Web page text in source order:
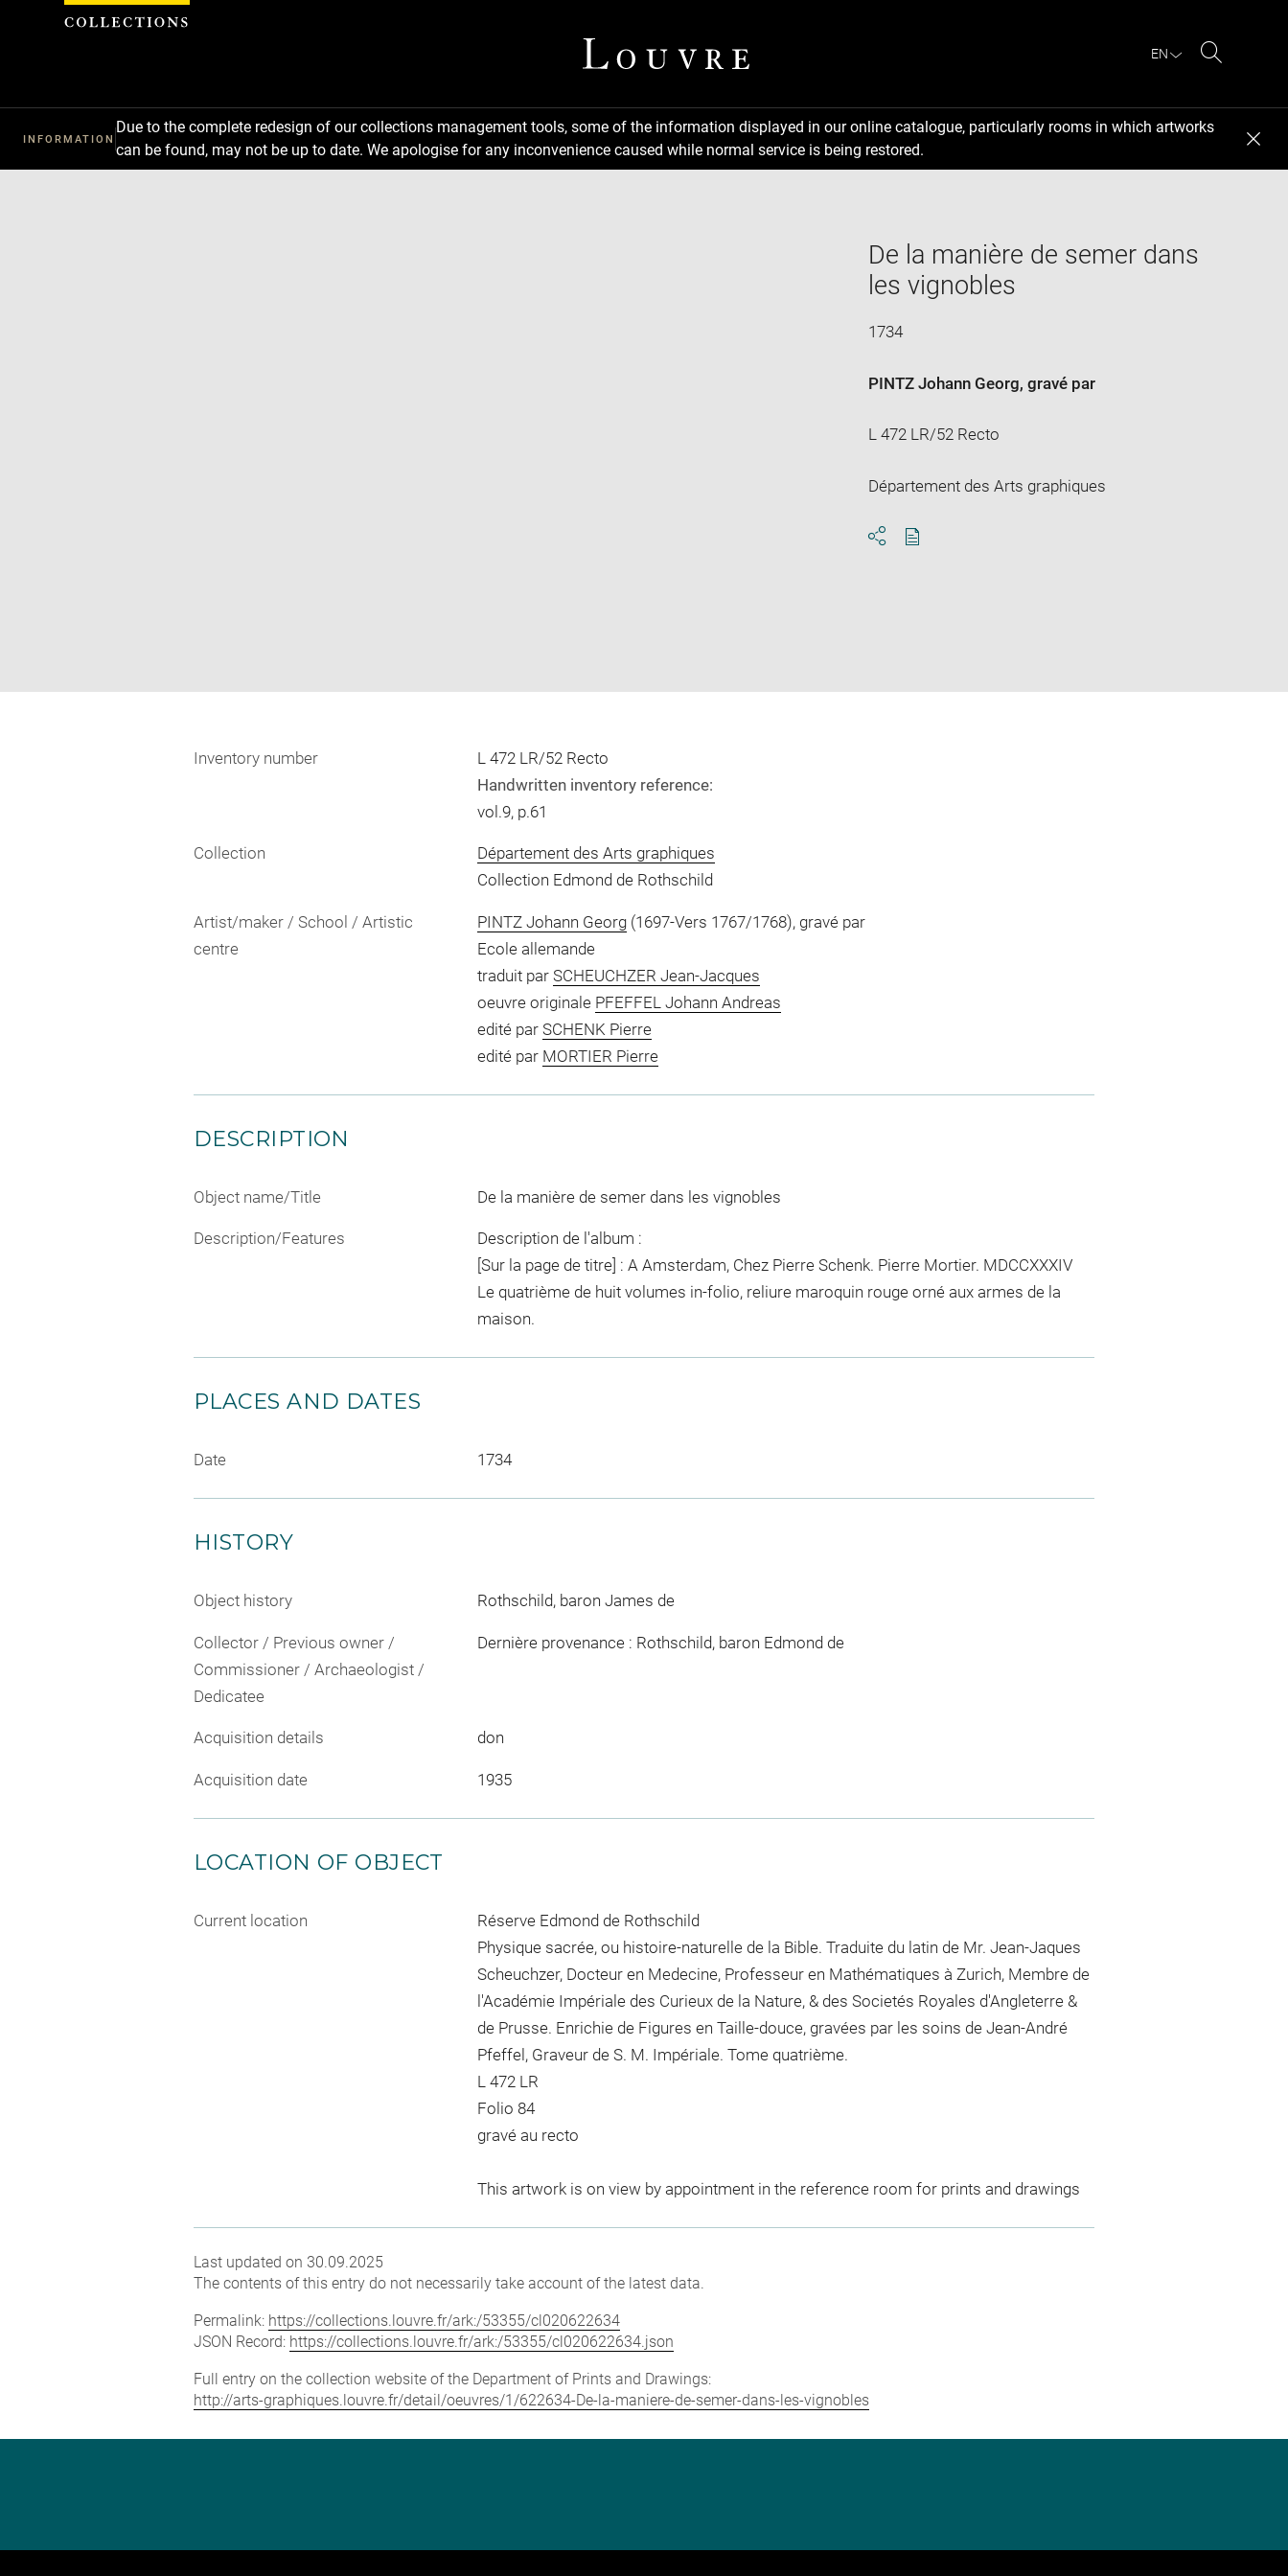
EN
INFORMATION
Due to the complete redesign of our collections management tools, some of the information displayed in our online catalogue, particularly rooms in which artworks
can be found, may not be up to date. We apologise for any inconvenience caused while normal service is being restored.
in
De la manière de semer dans
les vignobles
1734
PINTZ Johann Georg, gravé par
L 472 LR/52 Recto
Département des Arts graphiques
Inventory number
L 472 LR/52 Recto
Handwritten inventory reference:
vol.9, p.61
Collection
Département des Arts graphiques
Collection Edmond de Rothschild
Artist/maker / School / Artistic
centre
PINTZ Johann Georg(1697-Vers 1767/1768), gravé par
Ecole allemande
traduit par SCHEUCHZER Jean-Jacques
oeuvre originale PFEFFEL Johann Andreas
edité par SCHENK Pierre
edité par MORTIER Pierre
DESCRIPTION
Object name/Title De la manière de semer dans les vignobles
Description/Features
Description de l'album :
[Sur la page de titre] : A Amsterdam, Chez Pierre Schenk. Pierre Mortier. MDCCXXXIV
Le quatrième de huit volumes in-folio, reliure maroquin rouge orné aux armes de la
maison.
PLACES AND DATES
Date 1734
HISTORY
Object history Rothschild, baron James de
Collector / Previous owner /
Commissioner / Archaeologist /
Dedicatee
Dernière provenance : Rothschild, baron Edmond de
Acquisition details don
Acquisition date 1935
LOCATION OF OBJECT
Current location
Réserve Edmond de Rothschild
Physique sacrée, ou histoire-naturelle de la Bible. Traduite du latin de Mr. Jean-Jaques
Scheuchzer, Docteur en Medecine, Professeur en Mathématiques à Zurich, Membre de
l'Académie Impériale des Curieux de la Nature, & des Societés Royales d'Angleterre &
de Prusse. Enrichie de Figures en Taille-douce, gravées par les soins de Jean-André
Pfeffel, Graveur de S. M. Impériale. Tome quatrième.
L 472 LR
Folio 84
gravé au recto
This artwork is on view by appointment in the reference room for prints and drawings
Last updated on 30.09.2025
The contents of this entry do not necessarily take account of the latest data.
Permalink: https://collections.louvre.fr/ark:/53355/cl020622634
JSON Record: https://collections.louvre.fr/ark:/53355/cl020622634.json
Full entry on the collection website of the Department of Prints and Drawings:
http://arts-graphiques.louvre.fr/detail/oeuvres/1/622634-De-la-maniere-de-semer-dans-les-vignobles
Cookies management panel